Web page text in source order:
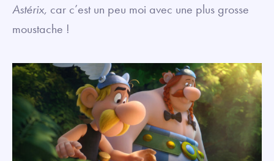
Astérix, car c’est un peu moi avec une plus grosse
moustache !